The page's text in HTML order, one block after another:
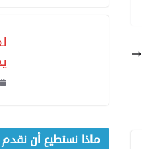
ماذا نستطيع أن